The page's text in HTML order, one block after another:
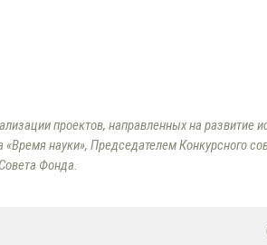
проектов, направленных на развитие
науки», Председателем Конкурсного
Фонда.